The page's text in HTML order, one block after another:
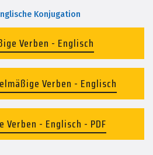
Konjugation
Verben - Englisch
Verben - Englisch
Verben - Englisch - PDF